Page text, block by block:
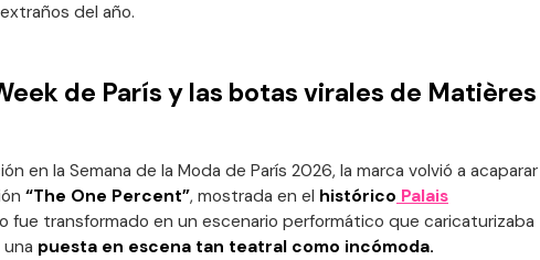
del año.
de París y las botas virales de Matières
en la Semana de la Moda de París 2026, la marca volvió a acaparar
“The One Percent”, mostrada en el histórico Palais
fue transformado en un escenario performático que caricaturizaba
puesta en escena tan teatral como incómoda.